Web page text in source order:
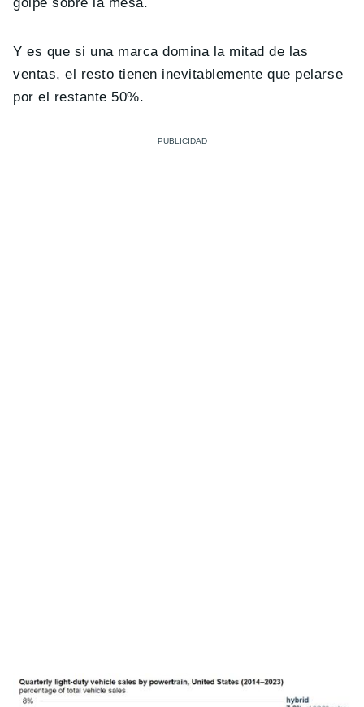
Y es que si una marca domina la mitad de las
ventas, el resto tienen inevitablemente que pelarse
por el restante 50%.